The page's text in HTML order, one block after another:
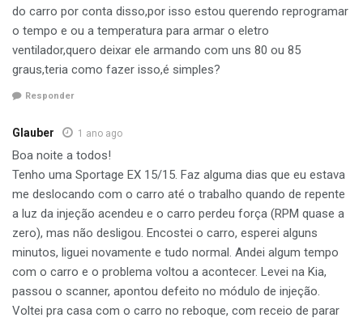
do carro por conta disso,por isso estou querendo reprogramar
o tempo e ou a temperatura para armar o eletro
ventilador,quero deixar ele armando com uns 80 ou 85
graus,teria como fazer isso,é simples?
Responder
Glauber 1 ano ago
Boa noite a todos!
Tenho uma Sportage EX 15/15. Faz alguma dias que eu estava
me deslocando com o carro até o trabalho quando de repente
a luz da injeção acendeu e o carro perdeu força (RPM quase a
zero), mas não desligou. Encostei o carro, esperei alguns
minutos, liguei novamente e tudo normal. Andei algum tempo
com o carro e o problema voltou a acontecer. Levei na Kia,
passou o scanner, apontou defeito no módulo de injeção.
Voltei pra casa com o carro no reboque, com receio de parar